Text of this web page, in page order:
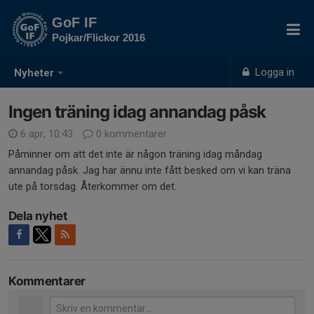
Nyheter Logga in
GoF IF
Pojkar/Flickor 2016
Ingen träning idag annandag påsk
6 apr, 10:43
0 kommentarer
Påminner om att det inte är någon träning idag måndag
annandag påsk. Jag har ännu inte fått besked om vi kan träna
ute på torsdag. Återkommer om det.
Dela nyhet
Kommentarer